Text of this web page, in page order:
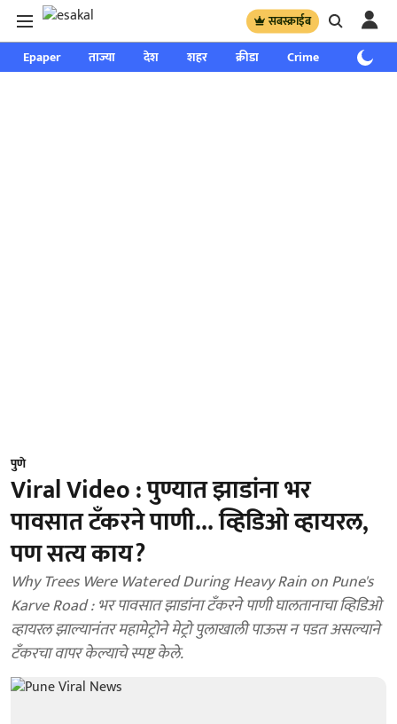
सबस्क्राईब
Epaper ताज्या देश शहर क्रीडा Crime साप्ताहिक
पुणे
Viral Video : पुण्यात झाडांना भर
पावसात टँकरने पाणी... व्हिडिओ व्हायरल,
पण सत्य काय?
Why Trees Were Watered During Heavy Rain on Pune's
Karve Road : भर पावसात झाडांना टँकरने पाणी घालतानाचा व्हिडिओ
व्हायरल झाल्यानंतर महामेट्रोने मेट्रो पुलाखाली पाऊस न पडत असल्याने
टँकरचा वापर केल्याचे स्पष्ट केले.